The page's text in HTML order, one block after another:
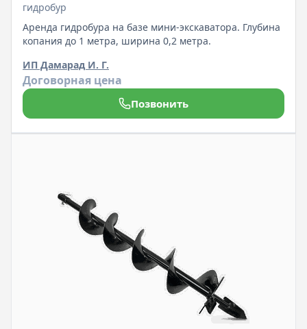
гидробур
Аренда гидробура на базе мини-экскаватора. Глубина
копания до 1 метра, ширина 0,2 метра.
ИП Дамарад И. Г.
Договорная цена
Позвонить